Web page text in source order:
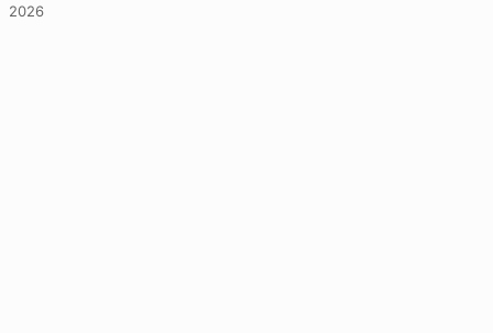
2026